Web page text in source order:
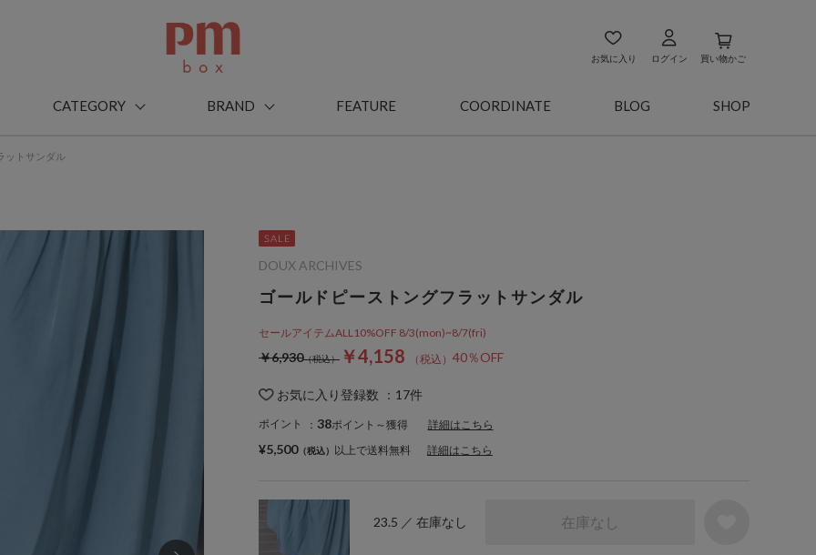
お気に入り ログイン 買い物かご
CATEGORY BRAND FEATURE COORDINATE BLOG SHOP
ットサンダル
ゴールドピーストングフラットサンダル
セールアイテムALL10%OFF 8/3(mon)~8/7(fri)
￥4,158 40％OFF
￥6,930
お気に入り登録数 ： 17件
ポイント ： 38ポイント～獲得 詳細はこちら
23.5 ／ 在庫なし 在庫なし
DOUX ARCHIVES
¥5,500 以上で送料無料 詳細はこちら